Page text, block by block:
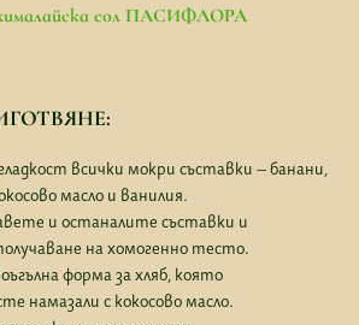
сол ПАСИФЛОРА
всички мокри съставки – банани,
масло и ванилия.
и останалите съставки и
на хомогенно тесто.
форма за хляб, която
намазали с кокосово масло.